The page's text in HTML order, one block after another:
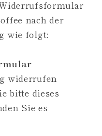
nach der
wie folgt:
widerrufen
bitte dieses
Sie es